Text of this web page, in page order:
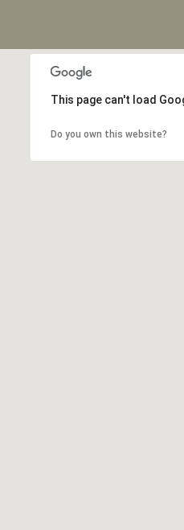
This page can't load
Do you own this website?